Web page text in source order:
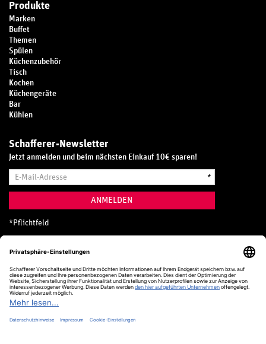
Produkte
Marken
Buffet
Themen
Spülen
Küchenzubehör
Tisch
Kochen
Küchengeräte
Bar
Kühlen
Schafferer-Newsletter
Jetzt anmelden und beim nächsten Einkauf 10€ sparen!
Mail-
*
ANMELDEN
* Pflichtfeld
Hotline
0800 20 70 300 (D)
Kostenlos aus dem deutschen Festnetz
24 Stunden / 365 Tage im Jahr